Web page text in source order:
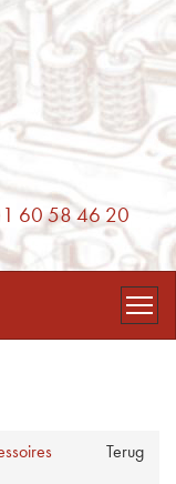
60 58 46 20
Terug